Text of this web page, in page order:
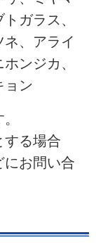
ガラス、
ネ、アライ
ンジカ、
ョン
る場合
にお問い合